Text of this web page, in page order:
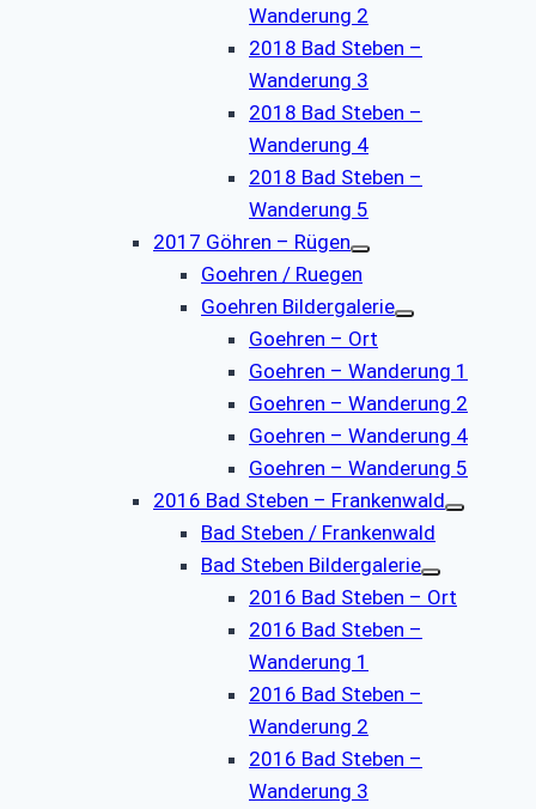
Wanderung 2
2018 Bad Steben –
Wanderung 3
2018 Bad Steben –
Wanderung 4
2018 Bad Steben –
Wanderung 5
2017 Göhren – Rügen
Goehren / Ruegen
Goehren Bildergalerie
Goehren – Ort
Goehren – Wanderung 1
Goehren – Wanderung 2
Goehren – Wanderung 4
Goehren – Wanderung 5
2016 Bad Steben – Frankenwald
Bad Steben / Frankenwald
Bad Steben Bildergalerie
2016 Bad Steben – Ort
2016 Bad Steben –
Wanderung 1
2016 Bad Steben –
Wanderung 2
2016 Bad Steben –
Wanderung 3